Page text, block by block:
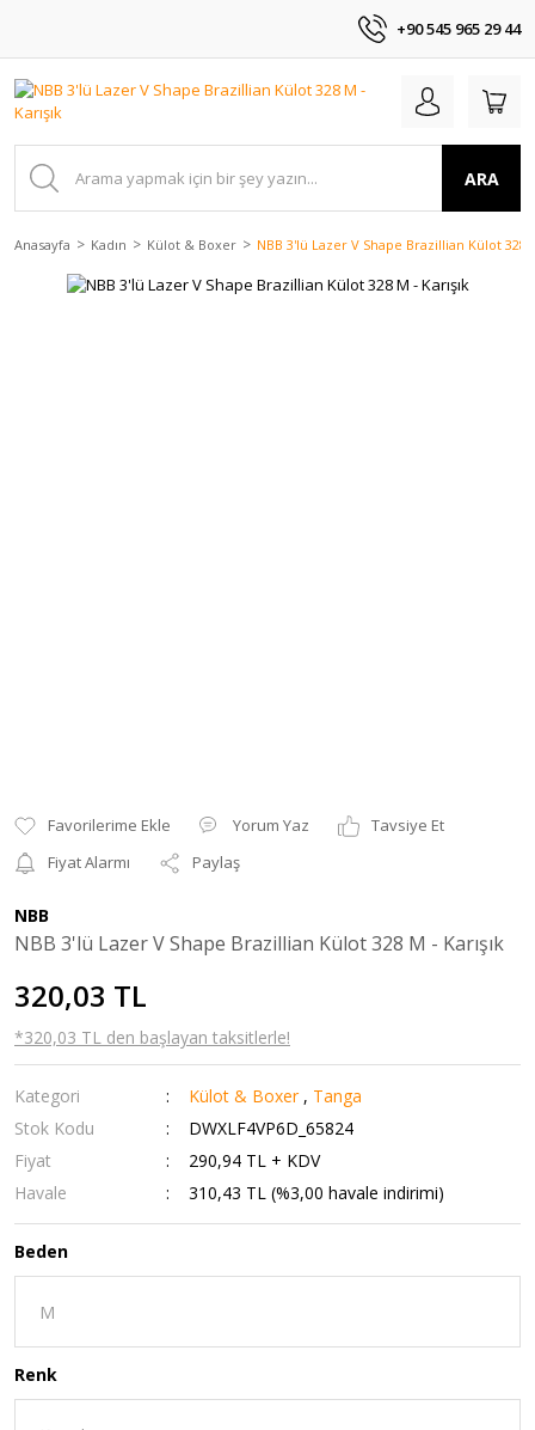
+90 545 965 29 44
ARA
Anasayfa Kadın Külot & Boxer NBB 3'lü Lazer V Shape Brazillian Külot 328
Yorum Yaz
Tavsiye Et
Fiyat Alarmı
Paylaş
NBB
NBB 3'lü Lazer V Shape Brazillian Külot 328 M - Karışık
320,03 TL
*320,03 TL den başlayan taksitlerle!
Kategori Külot & Boxer , Tanga
Stok Kodu
DWXLF4VP6D_65824
Fiyat
290,94 TL + KDV
Havale
310,43 TL (%3,00 havale indirimi)
Beden
Renk